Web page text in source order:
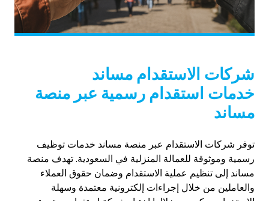
شركات الاستقدام مساند
خدمات استقدام رسمية عبر منصة
مساند
توفر شركات الاستقدام عبر منصة مساند خدمات توظيف
رسمية وموثوقة للعمالة المنزلية في السعودية. تهدف منصة
مساند إلى تنظيم عملية الاستقدام وضمان حقوق العملاء
والعاملين من خلال إجراءات إلكترونية معتمدة وسهلة